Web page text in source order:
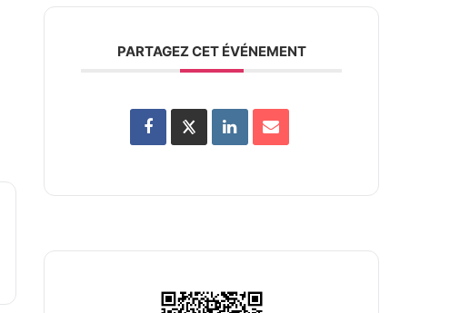
PARTAGEZ CET ÉVÉNEMENT